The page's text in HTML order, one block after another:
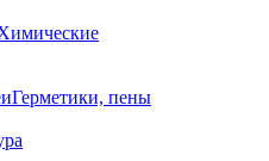
Герметики, пены